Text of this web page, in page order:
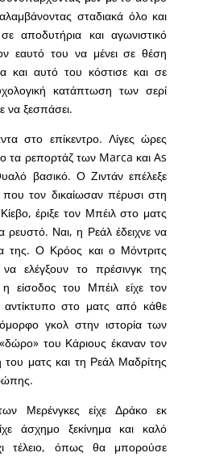
σταδιακά όλο και
αποδυτήρια και αγωνιστικό
εαυτό του να μένει σε θέση
και αυτό του κόστισε και σε
κατάπτωση των σερί
να ξεσπάσει.
στο επίκεντρο. Λίγες ώρες
τα ρεπορτάζ των Marca και As
βασικό. Ο Ζιντάν επέλεξε
που τον δικαίωσαν πέρυσι στη
έριξε τον Μπέιλ στο ματς
Ναι, η Ρεάλ έδειχνε να
της. Ο Κρόος και ο Μόντριτς
ελέγξουν το πρέσινγκ της
είσοδος του Μπέιλ είχε τον
αντίκτυπο στο ματς από κάθε
γκολ στην ιστορία των
του Κάριους έκαναν τον
ματς και τη Ρεάλ Μαδρίτης
Μερένγκες είχε Δράκο εκ
άσχημο ξεκίνημα και καλό
τέλειο, όπως θα μπορούσε